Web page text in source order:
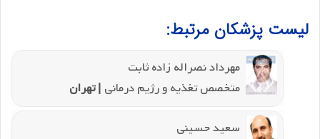
لیست پزشکان مرتبط:
مهرداد نصراله زاده ثابت
متخصص تغذیه و رژیم درمانی | تهران
سعید حسینی